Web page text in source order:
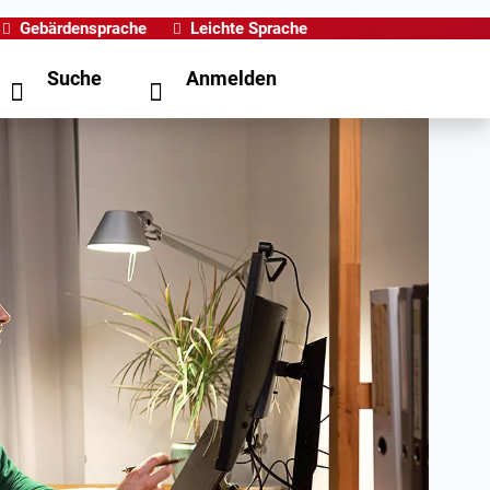
Gebärdensprache Leichte Sprache
Suche Anmelden